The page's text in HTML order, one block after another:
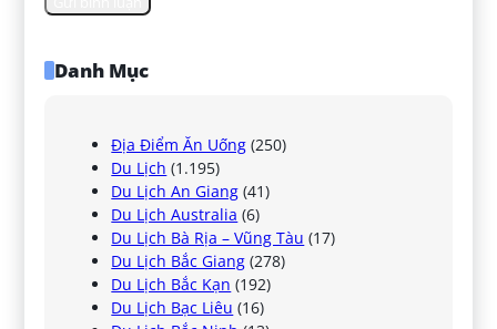
Danh Mục
Địa Điểm Ăn Uống (250)
Du Lịch (1.195)
Du Lịch An Giang (41)
Du Lịch Australia (6)
Du Lịch Bà Rịa – Vũng Tàu (17)
Du Lịch Bắc Giang (278)
Du Lịch Bắc Kạn (192)
Du Lịch Bạc Liêu (16)